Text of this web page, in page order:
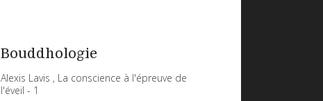
Bouddhologie
Alexis Lavis , La conscience à l'épreuve de
l'éveil - 1